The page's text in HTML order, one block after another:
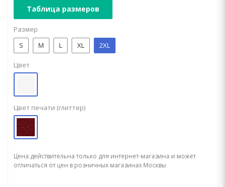
Таблица размеров
Размер
S
M L XL 2XL
Цвет
Цвет печати (глиттер)
Цена действительна только для интернет-магазина и может
отличаться от цен в розничных магазинах Москвы